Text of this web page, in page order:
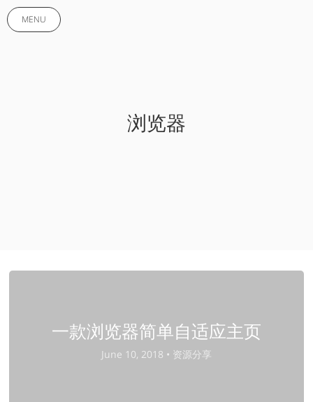
MENU
浏览器
一款浏览器简单自适应主页
June 10, 2018 • 资源分享